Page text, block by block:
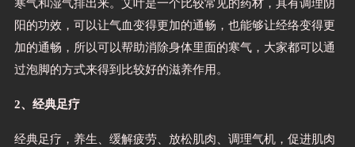
寒气和湿气排出来。艾叶是一个比较常见的药材，具有调理阴
阳的功效，可以让气血变得更加的通畅，也能够让经络变得更
加的通畅，所以可以帮助消除身体里面的寒气，大家都可以通
过泡脚的方式来得到比较好的滋养作用。
2、经典足疗
经典足疗，养生、缓解疲劳、放松肌肉、调理气机，促进肌肉